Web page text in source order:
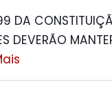
DA
DEVERÃO